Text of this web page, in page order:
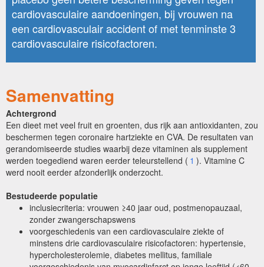
cardiovasculaire aandoeningen, bij vrouwen na
een cardiovasculair accident of met tenminste 3
cardiovasculaire risicofactoren.
Samenvatting
Achtergrond
Een dieet met veel fruit en groenten, dus rijk aan antioxidanten, zou
beschermen tegen coronaire hartziekte en CVA. De resultaten van
gerandomiseerde studies waarbij deze vitaminen als supplement
werden toegediend waren eerder teleurstellend ( 1 ). Vitamine C
werd nooit eerder afzonderlijk onderzocht.
Bestudeerde populatie
inclusiecriteria: vrouwen ≥40 jaar oud, postmenopauzaal,
zonder zwangerschapswens
voorgeschiedenis van een cardiovasculaire ziekte of
minstens drie cardiovasculaire risicofactoren: hypertensie,
hypercholesterolemie, diabetes mellitus, familiale